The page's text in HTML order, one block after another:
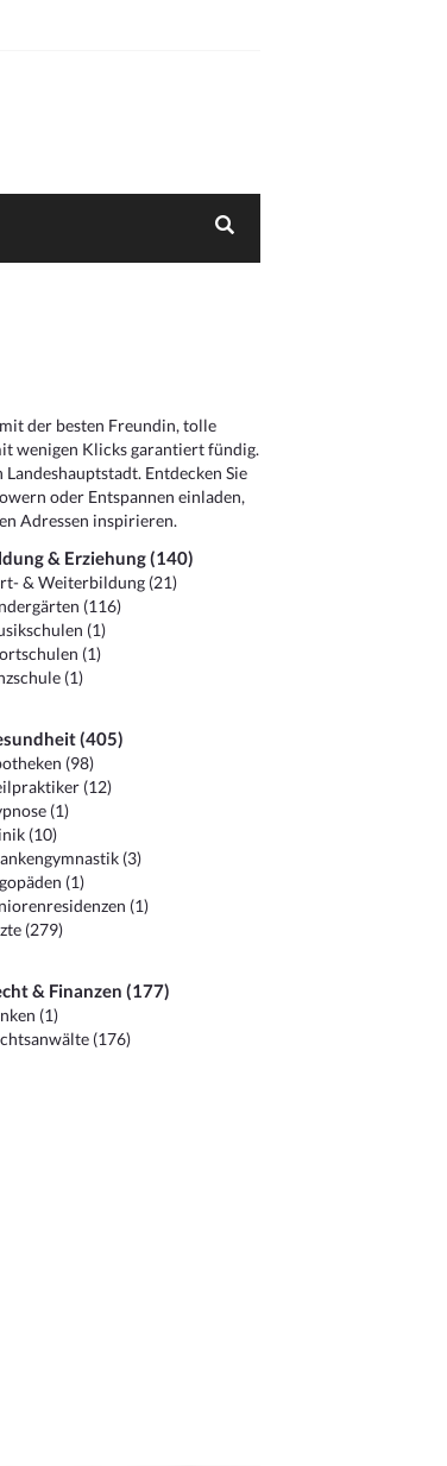
der besten Freundin, tolle
wenigen Klicks garantiert fündig.
Entdecken Sie
oder Entspannen einladen,
Adressen inspirieren.
& Erziehung (140)
& Weiterbildung (21)
(116)
(1)
(1)
(1)
(405)
(98)
(12)
(1)
(10)
(3)
(1)
(1)
(279)
& Finanzen (177)
(1)
(176)